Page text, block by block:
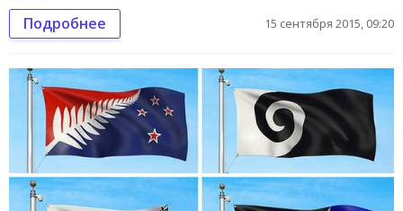
Подробнее 15 сентября 2015, 09:20